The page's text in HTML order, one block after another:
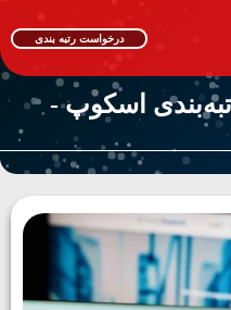
درخواست رتبه بندی
اسکوپ -